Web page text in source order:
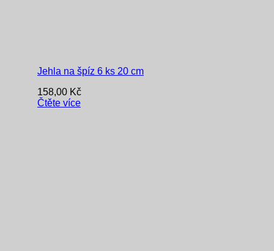
Jehla na špíz 6 ks 20 cm
158,00 Kč
Čtěte více